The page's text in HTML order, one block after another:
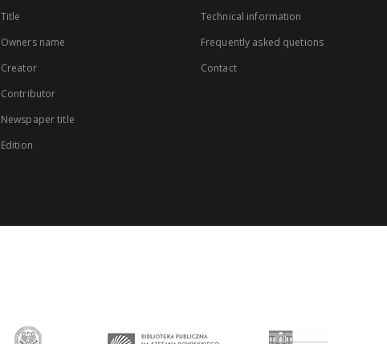
Title
Owners name
Creator
Contributor
Newspaper title
Edition
Technical information
Frequently asked quetions
Contact